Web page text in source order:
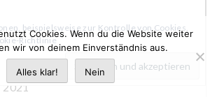
2021
beispielsweise zur Kontrolle von Cookies,
Richtlinie
Cookies. Wenn du die Website weiter
wir von deinem Einverständnis aus.
Alles klar! Nein